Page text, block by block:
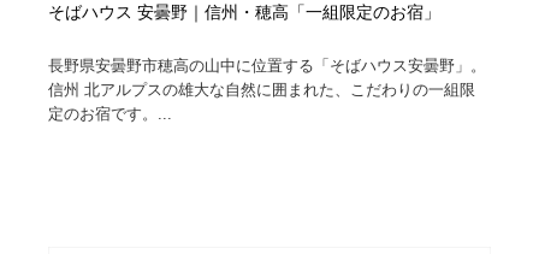
そばハウス 安曇野｜信州・穂高「一組限定のお宿」
長野県安曇野市穂高の山中に位置する「そばハウス安曇野」。
信州 北アルプスの雄大な自然に囲まれた、こだわりの一組限
定のお宿です。...